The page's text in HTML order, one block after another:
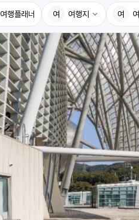
여행플래너 여 여행지
국내여행지
휴게소
전기충전소
식물도감
여
최근 검색어가 없습니다.